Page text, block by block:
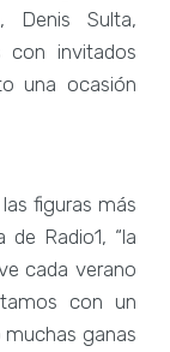
Denis Sulta,
con invitados
una ocasión
figuras más
Radio1, “la
cada verano
con un
muchas ganas